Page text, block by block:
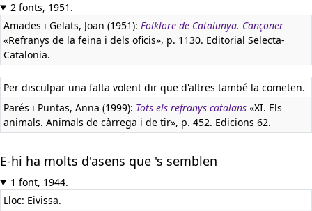
2 fonts, 1951.
Amades i Gelats, Joan (1951): Folklore de Catalunya. Cançoner
«Refranys de la feina i dels oficis», p. 1130. Editorial Selecta-
Catalonia.
Per disculpar una falta volent dir que d'altres també la cometen.
Parés i Puntas, Anna (1999): Tots els refranys catalans «XI. Els
animals. Animals de càrrega i de tir», p. 452. Edicions 62.
E-hi ha molts d'asens que 's semblen
1 font, 1944.
Lloc: Eivissa.